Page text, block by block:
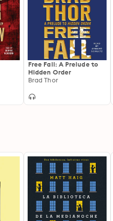
target, they will soon learn
motion, and the greatest
Free Fall: A Prelude to
Hidden Order
Brad Thor